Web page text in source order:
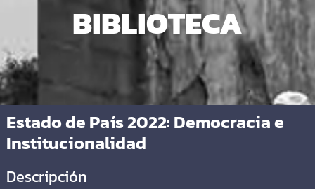
BIBLIOTECA
Estado de País 2022: Democracia e
Institucionalidad
Descripción